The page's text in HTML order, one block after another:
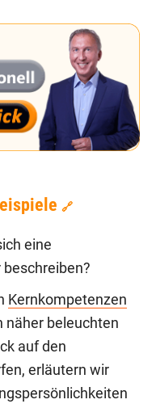
🔗
eine
Kernkompetenzen
näher beleuchten
auf den
erläutern wir